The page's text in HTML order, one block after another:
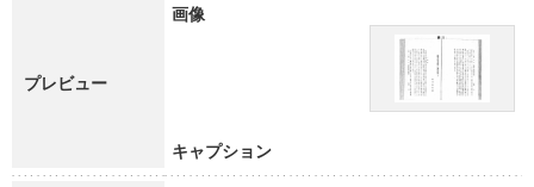
プレビュー
画像
キャプション